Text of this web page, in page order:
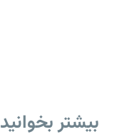
بیشتر بخوانید